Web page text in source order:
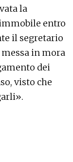
la
entro
il segretario
in mora
dei
visto che